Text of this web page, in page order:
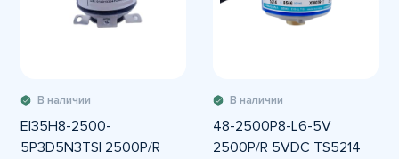
В наличии
EI35H8-2500-
5P3D5N3TSI 2500P/R
В наличии
48-2500P8-L6-5V
2500P/R 5VDC TS5214